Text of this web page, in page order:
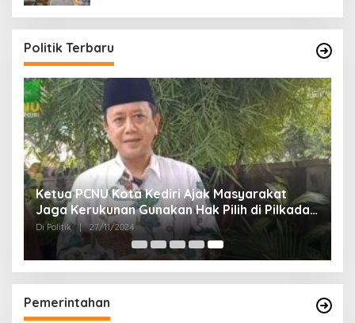
Politik Terbaru
Ketua PCNU Kota Kediri Ajak Masyarakat
Jaga Kerukunan Gunakan Hak Pilih di Pilkada
2024
Di Politik | 27/11/2024
Pemerintahan